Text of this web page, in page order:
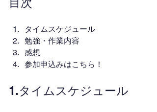
タイムスケジュール
勉強・作業内容
感想
参加申込みはこちら！
1.タイムスケジュール